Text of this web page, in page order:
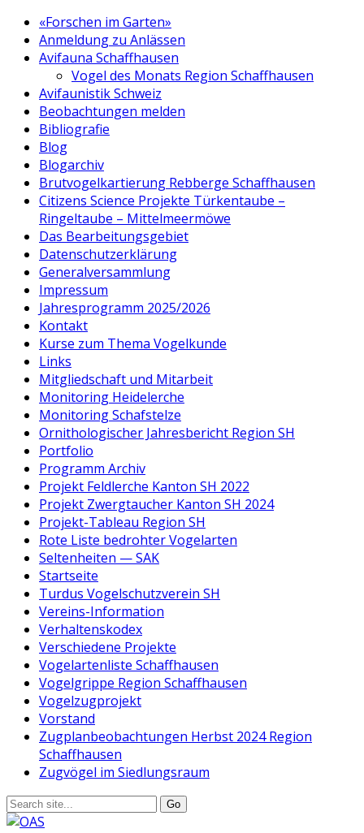
«Forschen im Garten»
Anmeldung zu Anlässen
Avifauna Schaffhausen
Vogel des Monats Region Schaffhausen
Avifaunistik Schweiz
Beobachtungen melden
Bibliografie
Blog
Blogarchiv
Brutvogelkartierung Rebberge Schaffhausen
Citizens Science Projekte Türkentaube –
Ringeltaube – Mittelmeermöwe
Das Bearbeitungsgebiet
Datenschutzerklärung
Generalversammlung
Impressum
Jahresprogramm 2025/2026
Kontakt
Kurse zum Thema Vogelkunde
Links
Mitgliedschaft und Mitarbeit
Monitoring Heidelerche
Monitoring Schafstelze
Ornithologischer Jahresbericht Region SH
Portfolio
Programm Archiv
Projekt Feldlerche Kanton SH 2022
Projekt Zwergtaucher Kanton SH 2024
Projekt-Tableau Region SH
Rote Liste bedrohter Vogelarten
Seltenheiten — SAK
Startseite
Turdus Vogelschutzverein SH
Vereins-Information
Verhaltenskodex
Verschiedene Projekte
Vogelartenliste Schaffhausen
Vogelgrippe Region Schaffhausen
Vogelzugprojekt
Vorstand
Zugplanbeobachtungen Herbst 2024 Region
Schaffhausen
Zugvögel im Siedlungsraum